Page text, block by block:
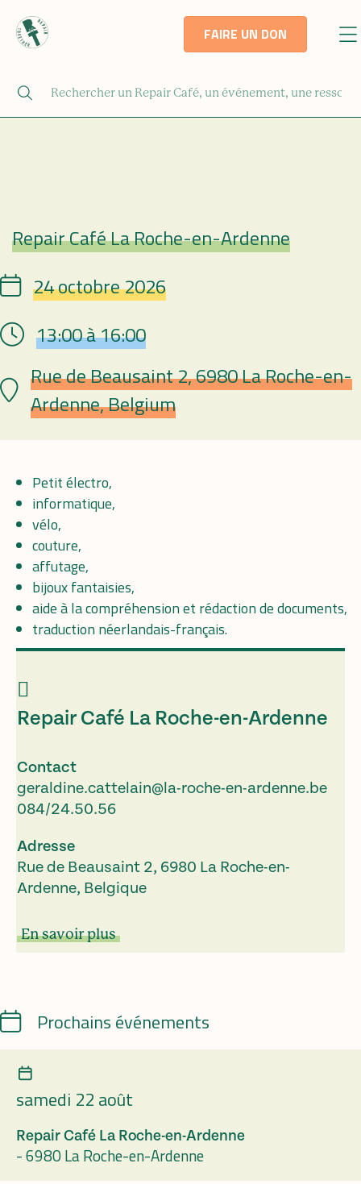
FAIRE UN DON
Repair Café
Repair Café La Roche-en-Ardenne
Date 24 octobre 2026
Hour 13:00 à 16:00
Lieu Rue de Beausaint 2, 6980 La Roche-en-
Ardenne, Belgium
Petit électro,
informatique,
vélo,
couture,
affutage,
bijoux fantaisies,
aide à la compréhension et rédaction de documents,
traduction néerlandais-français.
Repair Café La Roche-en-Ardenne
Contact
geraldine.cattelain@la-roche-en-ardenne.be
084/24.50.56
Adresse
Rue de Beausaint 2, 6980 La Roche-en-
Ardenne, Belgique
En savoir plus
CalendrierProchains événements
samedi 22 août
Repair Café La Roche-en-Ardenne
-6980 La Roche-en-Ardenne